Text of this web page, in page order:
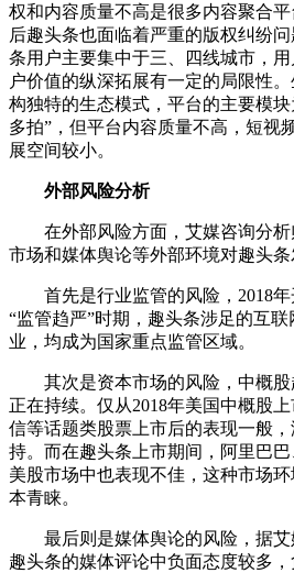
权和内容质量不高是很多内容聚合
后趣头条也面临着严重的版权纠纷
条用户主要集中于三、四线城市，
户价值的纵深拓展有一定的局限性
构独特的生态模式，平台的主要模
多拍”，但平台内容质量不高，短视
展空间较小。
外部风险分析
在外部风险方面，艾媒咨询分析
市场和媒体舆论等外部环境对趣头条
首先是行业监管的风险，2018年
“监管趋严”时期，趣头条涉足的互
业，均成为国家重点监管区域。
其次是资本市场的风险，中概股
正在持续。仅从2018年美国中概股
信等话题类股票上市后的表现一般
持。而在趣头条上市期间，阿里巴
美股市场中也表现不佳，这种市场
本青睐。
最后则是媒体舆论的风险，据艾
趣头条的媒体评论中负面态度较多